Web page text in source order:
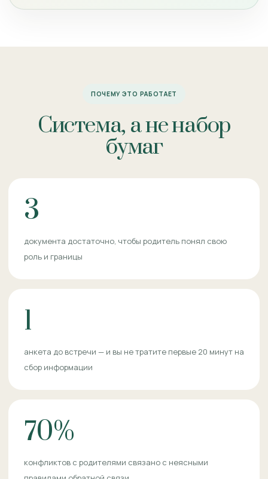
ПОЧЕМУ ЭТО РАБОТАЕТ
Система, а не набор
бумаг
3
документа достаточно, чтобы родитель понял свою
роль и границы
1
анкета до встречи — и вы не тратите первые 20 минут на
сбор информации
70%
конфликтов с родителями связано с неясными